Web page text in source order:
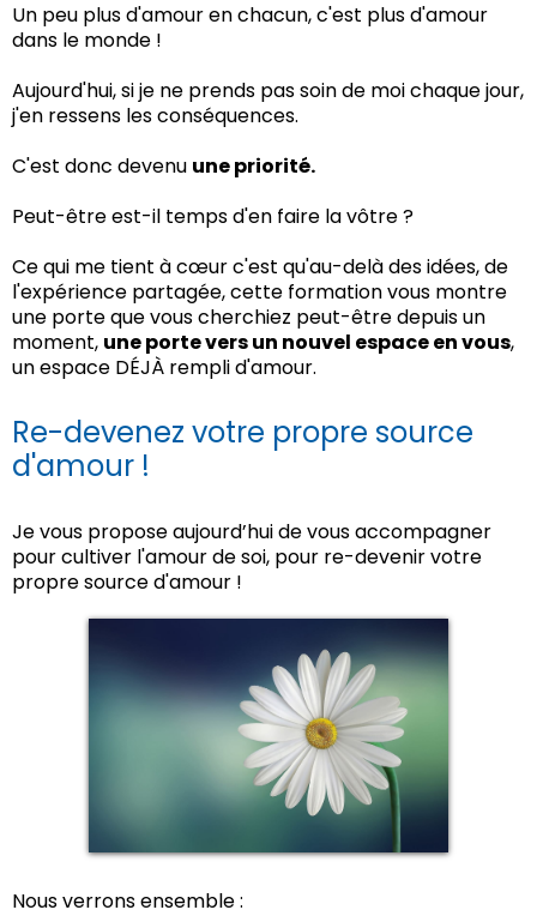
Un peu plus d'amour en chacun, c'est plus d'amour
dans le monde !
Aujourd'hui, si je ne prends pas soin de moi chaque jour,
j'en ressens les conséquences.
C'est donc devenu une priorité.
Peut-être est-il temps d'en faire la vôtre ?
Ce qui me tient à cœur c'est qu'au-delà des idées, de
l'expérience partagée, cette formation vous montre
une porte que vous cherchiez peut-être depuis un
moment, une porte vers un nouvel espace en vous,
un espace DÉJÀ rempli d'amour.
Re-devenez votre propre source
d'amour !
Je vous propose aujourd’hui de vous accompagner
pour cultiver l'amour de soi, pour re-devenir votre
propre source d'amour !
Nous verrons ensemble :